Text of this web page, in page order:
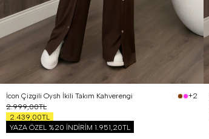
İcon Çizgili Oysh İkili Takım Kahverengi
+2
2.999,00TL
2.439,00TL
YAZA ÖZEL %20 İNDİRİM 1.951,20TL